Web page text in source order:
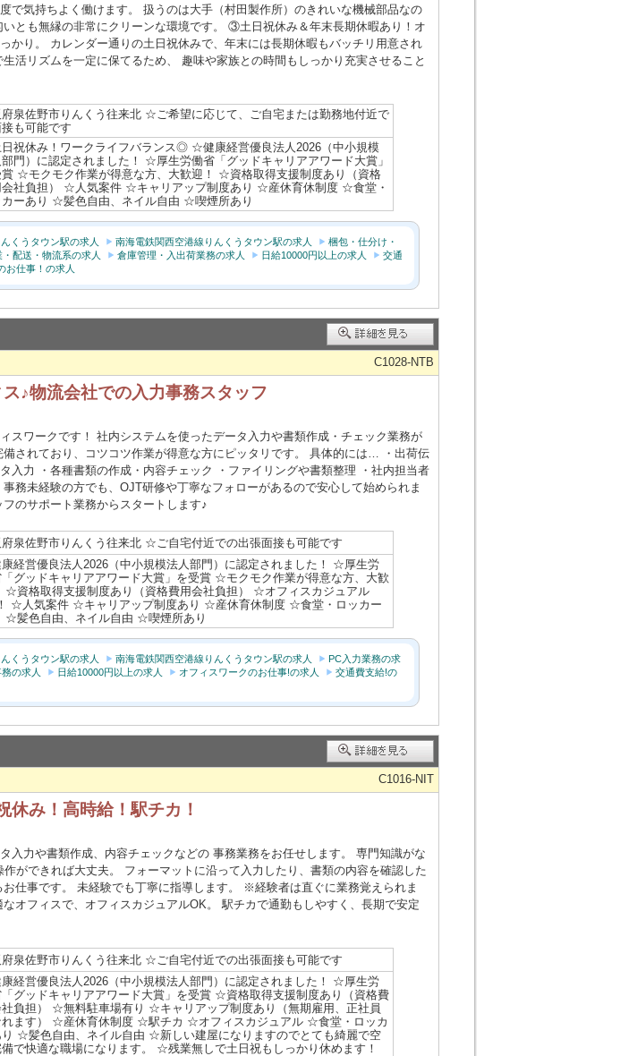
で気持ちよく働けます。 扱うのは大手（村田製作所）のきれいな機械部品なの
とも無縁の非常にクリーンな環境です。 ③土日祝休み＆年末長期休暇あり！オ
かり。 カレンダー通りの土日祝休みで、年末には長期休暇もバッチリ用意され
活リズムを一定に保てるため、 趣味や家族との時間もしっかり充実させること
府泉佐野市りんくう往来北 ☆ご希望に応じて、ご自宅または勤務地付近で
も可能です
祝休み！ワークライフバランス◎ ☆健康経営優良法人2026（中小規模
門）に認定されました！ ☆厚生労働省「グッドキャリアアワード大賞」
賞 ☆モクモク作業が得意な方、大歓迎！ ☆資格取得支援制度あり（資格
会社負担） ☆人気案件 ☆キャリアップ制度あり ☆産休育休制度 ☆食堂・
カーあり ☆髪色自由、ネイル自由 ☆喫煙所あり
くうタウン駅の求人 南海電鉄関西空港線りんくうタウン駅の求人
梱包・仕分け・
配送・物流系の求人 倉庫管理・入出荷業務の求人 日給10000円以上の求人
交通
お仕事！の求人
C1028-NTB
♪物流会社での入力事務スタッフ
スワークです！ 社内システムを使ったデータ入力や書類作成・チェック業務が
されており、コツコツ作業が得意な方にピッタリです。 具体的には… ・出荷伝
入力 ・各種書類の作成・内容チェック ・ファイリングや書類整理 ・社内担当者
務未経験の方でも、OJT研修や丁寧なフォローがあるので安心して始められま
のサポート業務からスタートします♪
府泉佐野市りんくう往来北 ☆ご自宅付近での出張面接も可能です
経営優良法人2026（中小規模法人部門）に認定されました！ ☆厚生労
グッドキャリアアワード大賞」を受賞 ☆モクモク作業が得意な方、大歓
☆資格取得支援制度あり（資格費用会社負担） ☆オフィスカジュアル
☆人気案件 ☆キャリアップ制度あり ☆産休育休制度 ☆食堂・ロッカー
☆髪色自由、ネイル自由 ☆喫煙所あり
くうタウン駅の求人 南海電鉄関西空港線りんくうタウン駅の求人
PC入力業務の求
の求人 日給10000円以上の求人 オフィスワークのお仕事!の求人
交通費支給!の
C1016-NIT
休み！高時給！駅チカ！
入力や書類作成、内容チェックなどの 事務業務をお任せします。 専門知識がな
作ができれば大丈夫。 フォーマットに沿って入力したり、書類の内容を確認した
お仕事です。 未経験でも丁寧に指導します。 ※経験者は直ぐに業務覚えられま
オフィスで、オフィスカジュアルOK。 駅チカで通勤もしやすく、長期で安定
府泉佐野市りんくう往来北 ☆ご自宅付近での出張面接も可能です
経営優良法人2026（中小規模法人部門）に認定されました！ ☆厚生労
グッドキャリアアワード大賞」を受賞 ☆資格取得支援制度あり（資格費
社負担） ☆無料駐車場有り ☆キャリアップ制度あり（無期雇用、正社員
れます） ☆産休育休制度 ☆駅チカ ☆オフィスカジュアル ☆食堂・ロッカ
り ☆髪色自由、ネイル自由 ☆新しい建屋になりますのでとても綺麗で空
で快適な職場になります。 ☆残業無しで土日祝もしっかり休めます！